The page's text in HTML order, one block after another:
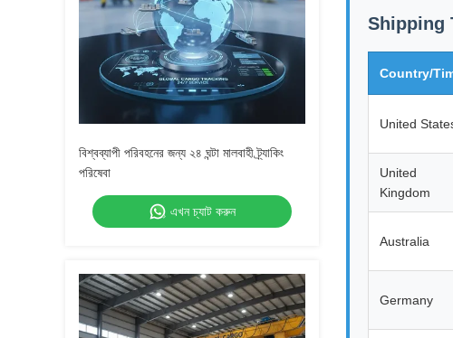
বিশ্বব্যাপী পরিবহনের জন্য ২৪ ঘন্টা মালবাহী ট্র্যাকিং
পরিষেবা
এখন চ্যাট করুন
Shipping
Country/
United
United
Kingdom
Australia
Germany